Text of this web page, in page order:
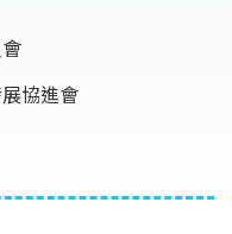
協進會